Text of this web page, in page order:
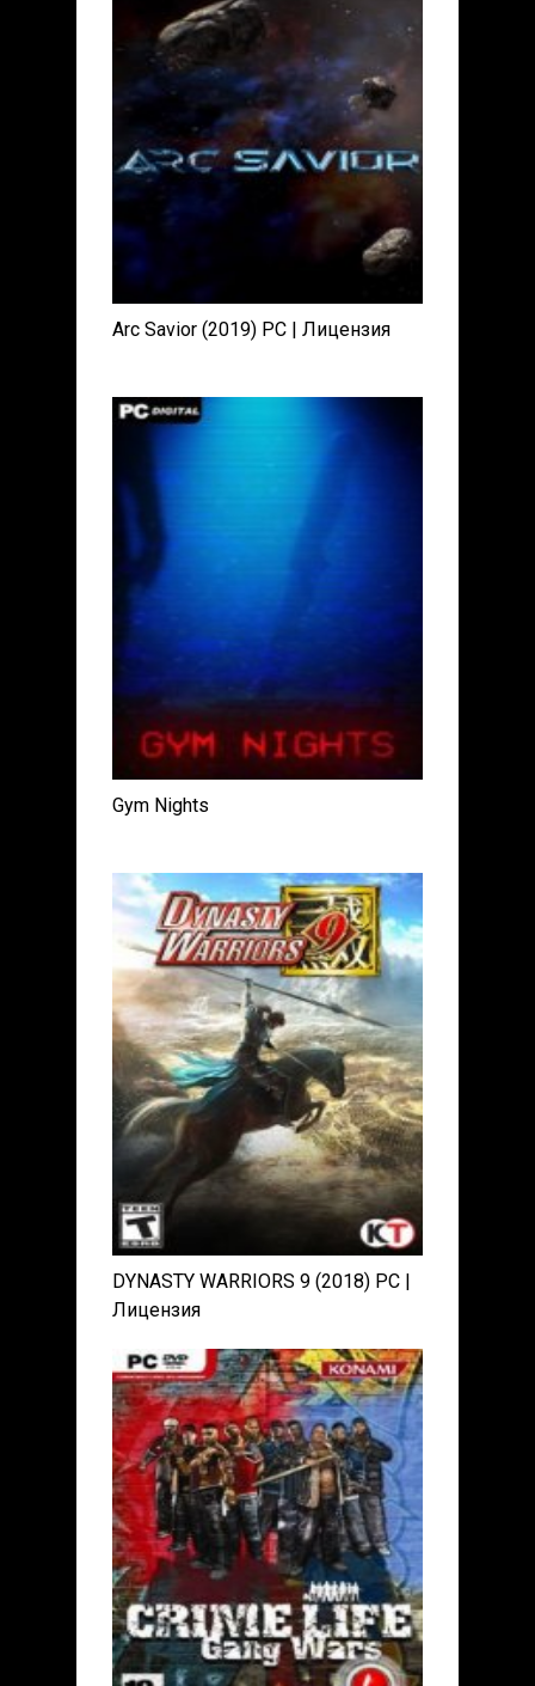
Arc Savior (2019) PC | Лицензия
Gym Nights
DYNASTY WARRIORS 9 (2018) PC |
Лицензия